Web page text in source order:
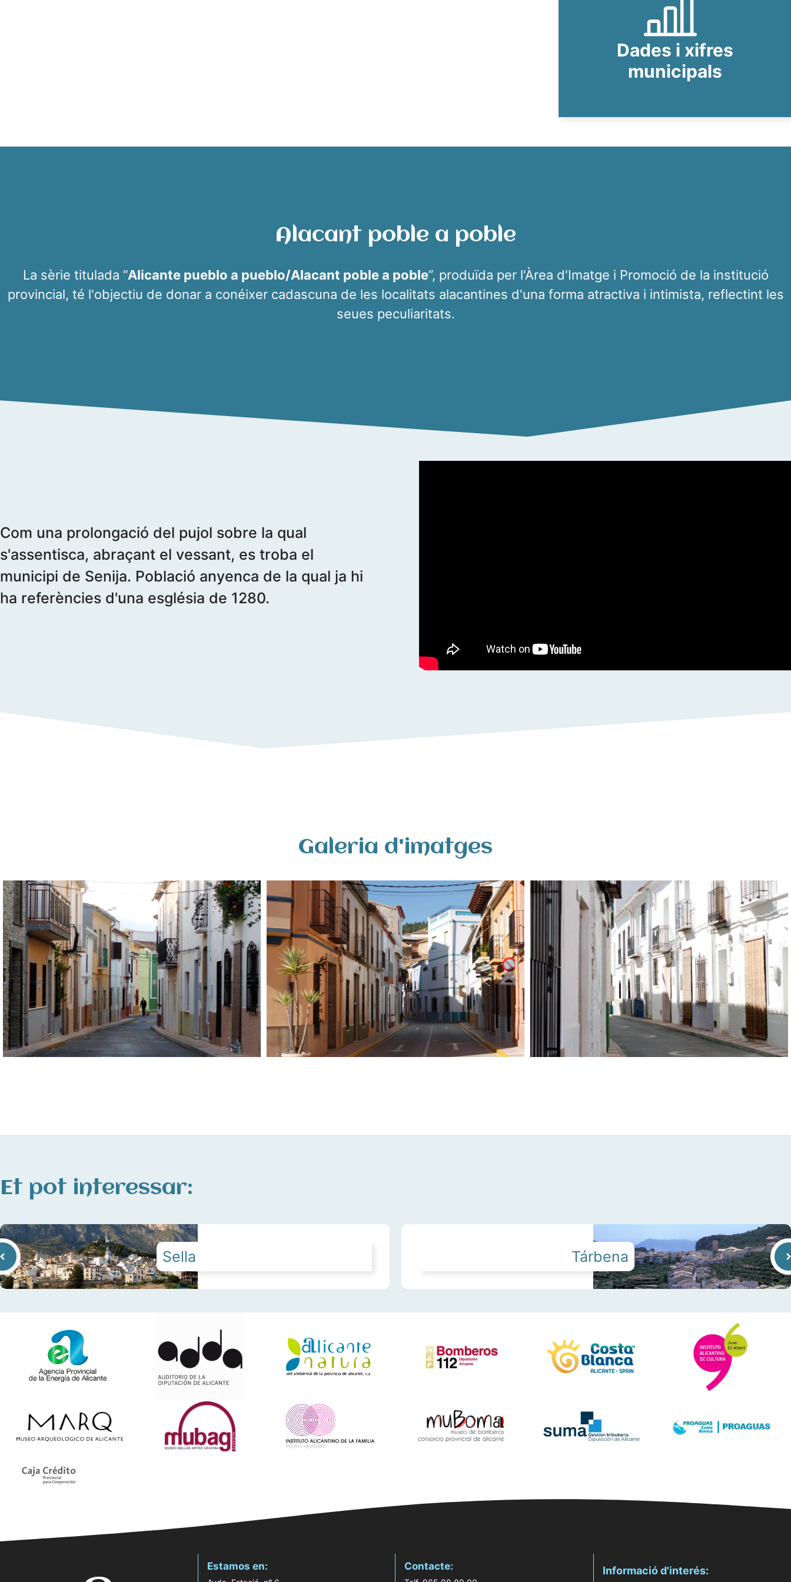
Dades i xifres
municipals
Alacant poble a poble
La sèrie titulada “Alicante pueblo a pueblo/Alacant poble a poble”, produïda per l'Àrea d'Imatge i Promoció de la institució
provincial, té l'objectiu de donar a conéixer cadascuna de les localitats alacantines d'una forma atractiva i intimista, reflectint les
seues peculiaritats.
Com una prolongació del pujol sobre la qual
s'assentisca, abraçant el vessant, es troba el
municipi de Senija. Població anyenca de la qual ja hi
ha referències d'una església de 1280.
Galeria d'imatges
Et pot interessar:
Sella Tárbena
Estamos en: Contacte: Informació d'interés: